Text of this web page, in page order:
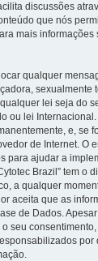
discussões
que nós
mais informações
qualquer
sexualmente
lei seja do
ou lei
e, se
de Internet. O
para ajudar a
Brazil” tem o
a qualquer
aceita que as
de Dados.
seu consentimento,
por